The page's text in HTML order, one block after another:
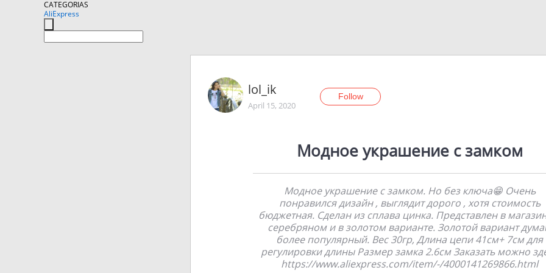
CATEGORIAS
AliExpress
lol_ik
April 15, 2020
Follow
Модное украшение с замком
Модное украшение с замком. Но без ключа😁 Очень
понравился дизайн , выглядит дорого , хотя стоимость
бюджетная. Сделан из сплава цинка. Представлен в
серебряном и в золотом варианте. Золотой вариант
более популярный. Вес 30гр, Длина цепи 41см+ 7см для
регулировки длины Размер замка 2.6см Заказать можно
https://www.aliexpress.com/item/-/4000141269866.html